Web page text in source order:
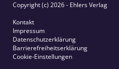
Copyright (c) 2026 - Ehlers Verlag
Kontakt
Impressum
Datenschutzerklärung
Barrierefreiheitserklärung
Cookie-Einstellungen